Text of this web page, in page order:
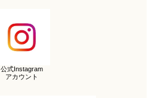
公式Instagram
アカウント